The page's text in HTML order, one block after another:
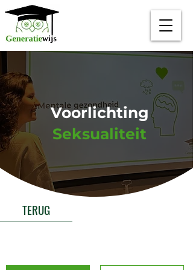
Voorlichting
Seksualiteit
TERUG